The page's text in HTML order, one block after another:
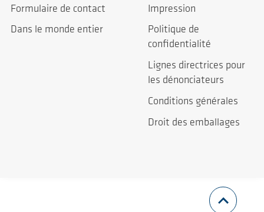
Formulaire de contact
Dans le monde entier
Impression
Politique de
confidentialité
Lignes directrices pour
les dénonciateurs
Conditions générales
Droit des emballages